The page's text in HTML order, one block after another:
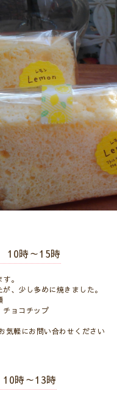
10時～15時
。
、少し多めに焼きました。
ョコチップ
軽にお問い合わせください
時～13時